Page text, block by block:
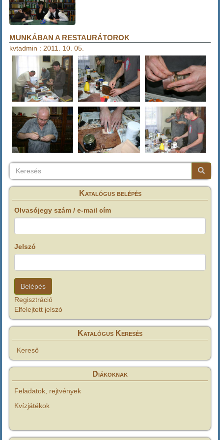
MUNKÁBAN A RESTAURÁTOROK
kvtadmin : 2011. 10. 05.
Keresés
Keresés
Katalógus belépés
Olvasójegy szám / e-mail cím
Jelszó
Regisztráció
Elfelejtett jelszó
Katalógus Keresés
Kereső
Diákoknak
Feladatok, rejtvények
Kvízjátékok